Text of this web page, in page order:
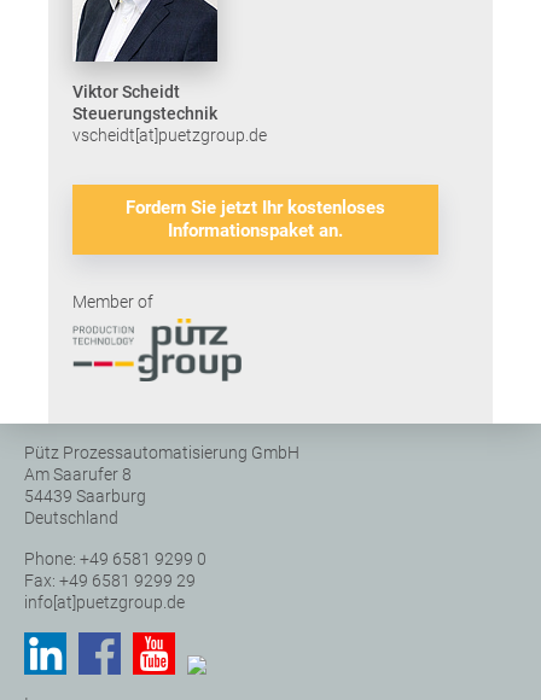
Viktor Scheidt
Steuerungstechnik
vscheidt[at]puetzgroup.de
Fordern Sie jetzt Ihr kostenloses
Informationspaket an.
Member of
Pütz Prozessautomatisierung GmbH
Am Saarufer 8
54439 Saarburg
Deutschland
Phone: +49 6581 9299 0
Fax: +49 6581 9299 29
info[at]puetzgroup.de